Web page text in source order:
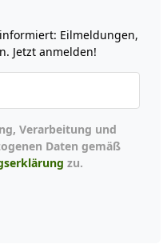
Eilmeldungen,
Jetzt anmelden!
Daten gemäß
zu.